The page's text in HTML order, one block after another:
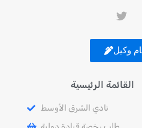
وكيل
القائمة الرئيسية
نادي الشرق الأوسط